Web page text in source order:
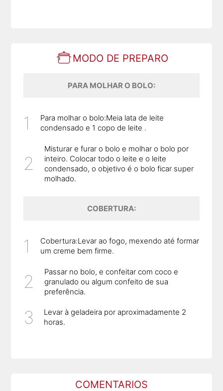
MODO DE PREPARO
PARA MOLHAR O BOLO:
Para molhar o bolo:Meia lata de leite
condensado e 1 copo de leite .
Misturar e furar o bolo e molhar o bolo por
inteiro. Colocar todo o leite e o leite
condensado, o objetivo é o bolo ficar super
molhado.
COBERTURA:
Cobertura:Levar ao fogo, mexendo até formar
um creme bem firme.
Passar no bolo, e confeitar com coco e
granulado ou algum confeito de sua
preferência.
Levar à geladeira por aproximadamente 2
horas.
COMENTARIOS